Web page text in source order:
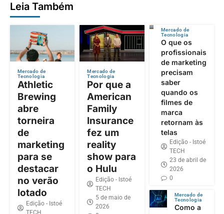
Leia Também
Mercado de
Tecnologia
Athletic
Brewing
abre
torneira
de
marketing
para se
destacar
no verão
lotado
Edição - Istoé
TECH
Mercado de
Tecnologia
Por que a
American
Family
Insurance
fez um
reality
show para
o Hulu
Edição - Istoé
TECH
5 de maio de
2026
Mercado de
Tecnologia
O que os
profissionais
de marketing
precisam
saber
quando os
filmes de
marca
retornam às
telas
Edição - Istoé
TECH
23 de abril de
2026
0
Mercado de
Tecnologia
Como a